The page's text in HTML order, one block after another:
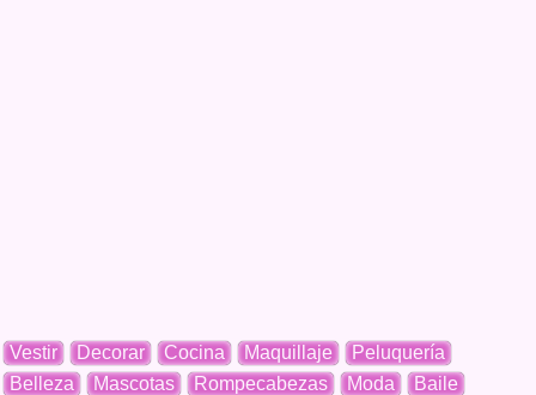
Vestir Decorar Cocina Maquillaje
Peluquería
Belleza
Mascotas Rompecabezas Moda
Baile